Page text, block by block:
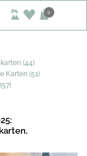
0
(44)
Karten (51)